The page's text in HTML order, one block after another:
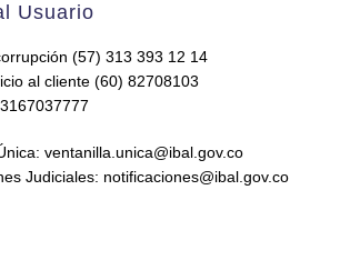
Usuario
(57) 313 393 12 14
al cliente (60) 82708103
ventanilla.unica@ibal.gov.co
Judiciales: notificaciones@ibal.gov.co